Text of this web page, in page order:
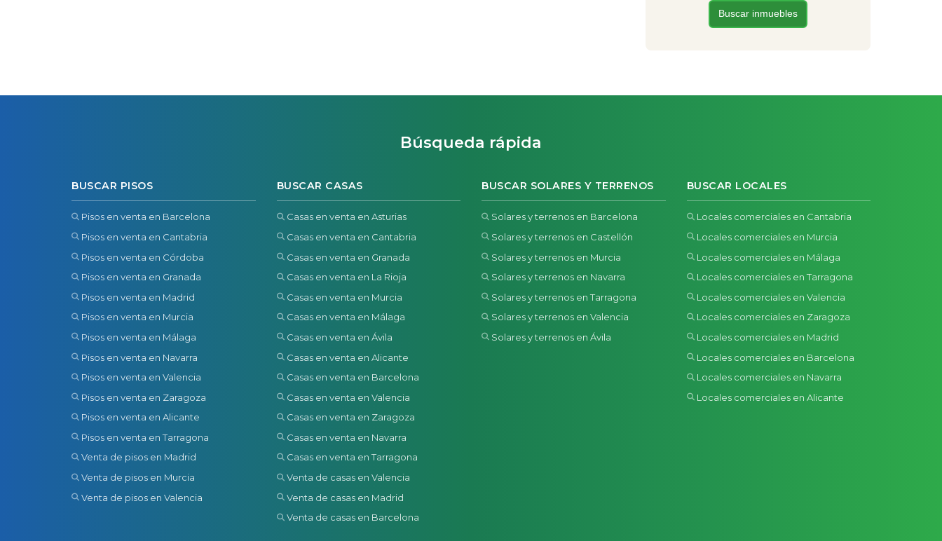
Búsqueda rápida
BUSCAR PISOS
Pisos en venta en Barcelona
Pisos en venta en Cantabria
Pisos en venta en Córdoba
Pisos en venta en Granada
Pisos en venta en Madrid
Pisos en venta en Murcia
Pisos en venta en Málaga
Pisos en venta en Navarra
Pisos en venta en Valencia
Pisos en venta en Zaragoza
Pisos en venta en Alicante
Pisos en venta en Tarragona
Venta de pisos en Madrid
Venta de pisos en Murcia
Venta de pisos en Valencia
BUSCAR CASAS
Casas en venta en Asturias
Casas en venta en Cantabria
Casas en venta en Granada
Casas en venta en La Rioja
Casas en venta en Murcia
Casas en venta en Málaga
Casas en venta en Ávila
Casas en venta en Alicante
Casas en venta en Barcelona
Casas en venta en Valencia
Casas en venta en Zaragoza
Casas en venta en Navarra
Casas en venta en Tarragona
Venta de casas en Valencia
Venta de casas en Madrid
Venta de casas en Barcelona
BUSCAR SOLARES Y TERRENOS
Solares y terrenos en Barcelona
Solares y terrenos en Castellón
Solares y terrenos en Murcia
Solares y terrenos en Navarra
Solares y terrenos en Tarragona
Solares y terrenos en Valencia
Solares y terrenos en Ávila
BUSCAR LOCALES
Locales comerciales en Cantabria
Locales comerciales en Murcia
Locales comerciales en Málaga
Locales comerciales en Tarragona
Locales comerciales en Valencia
Locales comerciales en Zaragoza
Locales comerciales en Madrid
Locales comerciales en Barcelona
Locales comerciales en Navarra
Locales comerciales en Alicante